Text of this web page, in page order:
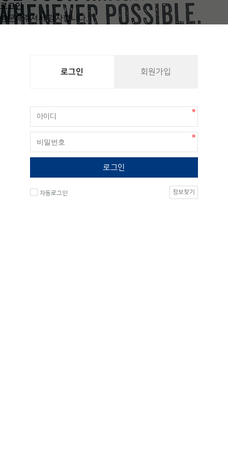
로그인
방문해주셔서 감사합니다.
로그인 회원가입
로그인
자동로그인 정보찾기